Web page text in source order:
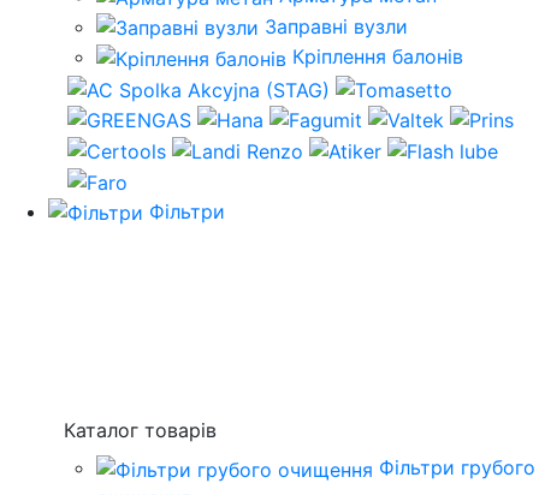
Заправні вузли
Кріплення балонів
Фільтри
Каталог товарів
Фільтри грубого